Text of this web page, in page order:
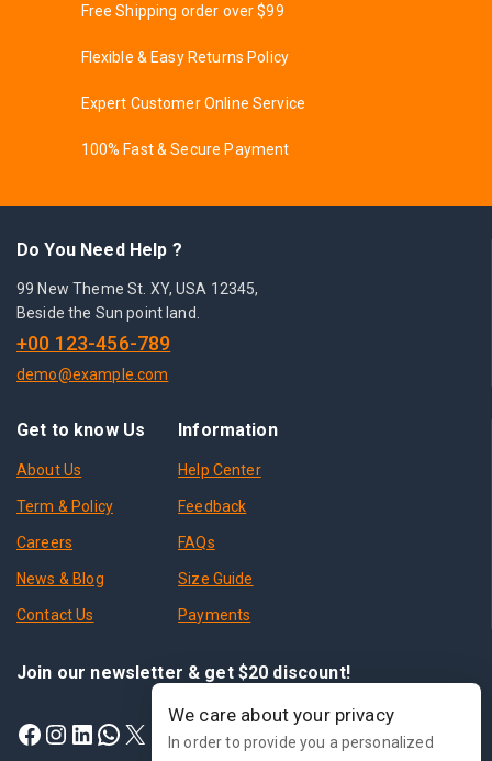
Free Shipping order over $99
Flexible & Easy Returns Policy
Expert Customer Online Service
100% Fast & Secure Payment
Do You Need Help ?
99 New Theme St. XY, USA 12345,
Beside the Sun point land.
+00 123-456-789
demo@example.com
Get to know Us
About Us
Term & Policy
Careers
News & Blog
Contact Us
Information
Help Center
Feedback
FAQs
Size Guide
Payments
Join our newsletter & get $20 discount!
We care about your privacy
In order to provide you a personalized